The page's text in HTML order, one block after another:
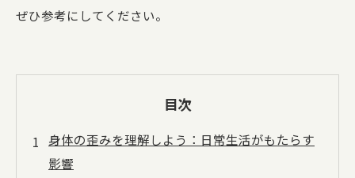
ぜひ参考にしてください。
目次
身体の歪みを理解しよう：日常生活がもたらす
影響